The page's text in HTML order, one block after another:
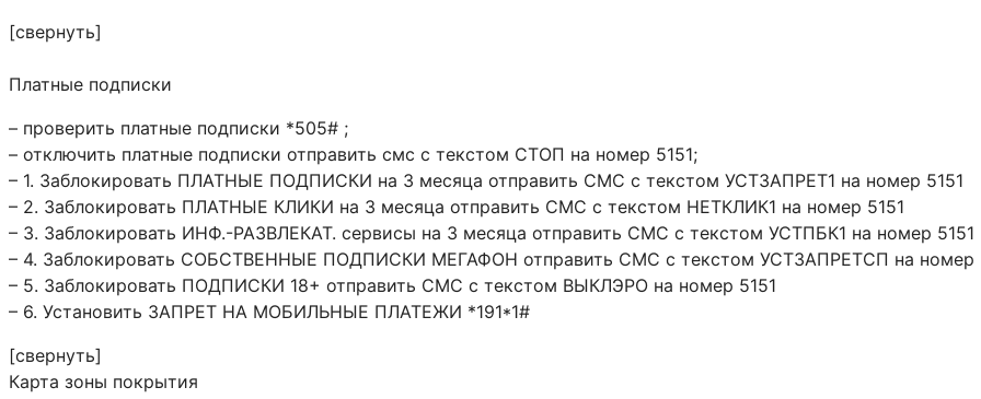
[свернуть]
Платные подписки
– проверить платные подписки *505# ;
– отключить платные подписки отправить смс с текстом СТОП на номер 5151;
– 1. Заблокировать ПЛАТНЫЕ ПОДПИСКИ на 3 месяца отправить СМС с текстом УСТЗАПРЕТ1 на номер 5151
– 2. Заблокировать ПЛАТНЫЕ КЛИКИ на 3 месяца отправить СМС с текстом НЕТКЛИК1 на номер 5151
– 3. Заблокировать ИНФ.-РАЗВЛЕКАТ. сервисы на 3 месяца отправить СМС с текстом УСТПБК1 на номер 5151
– 4. Заблокировать СОБСТВЕННЫЕ ПОДПИСКИ МЕГАФОН отправить СМС с текстом УСТЗАПРЕТСП на номер
– 5. Заблокировать ПОДПИСКИ 18+ отправить СМС с текстом ВЫКЛЭРО на номер 5151
– 6. Установить ЗАПРЕТ НА МОБИЛЬНЫЕ ПЛАТЕЖИ *191*1#
[свернуть]
Карта зоны покрытия